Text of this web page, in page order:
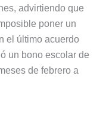
advirtiendo que
poner un
el último acuerdo
un bono escolar de
de febrero a